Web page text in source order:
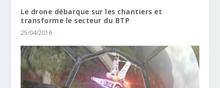
Le drone débarque sur les chantiers et
transforme le secteur du BTP
25/04/2016